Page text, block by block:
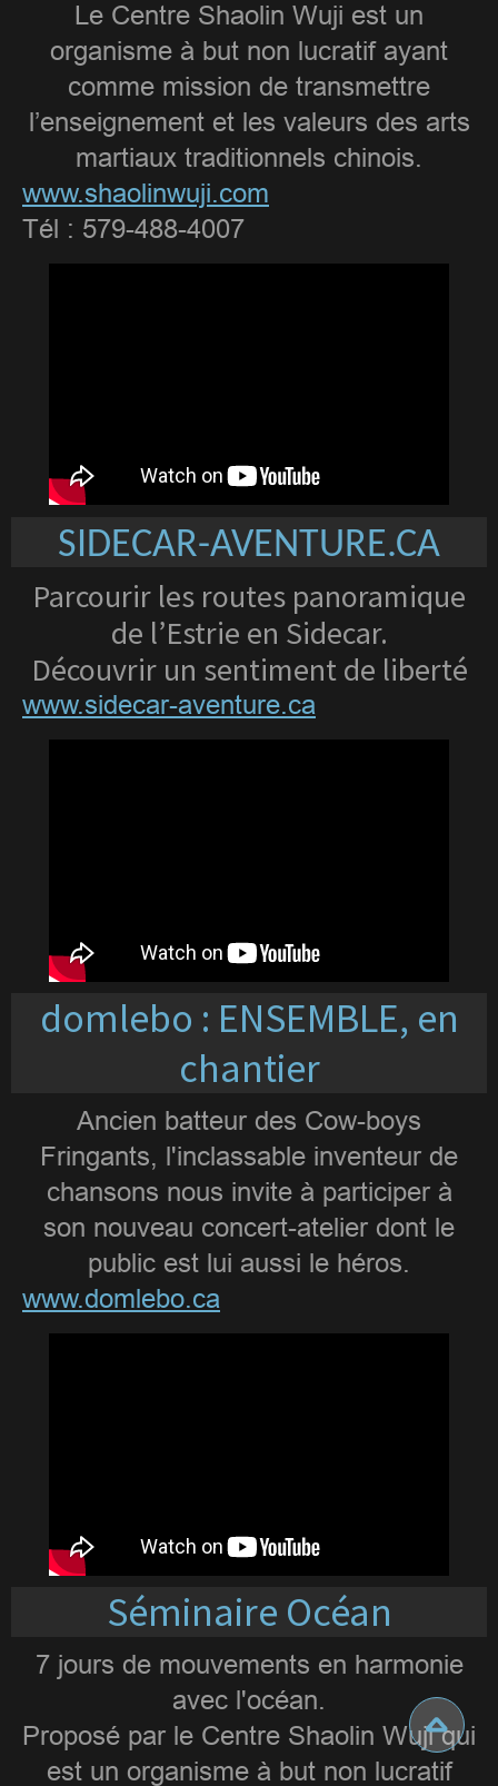
Le Centre Shaolin Wuji est un
organisme à but non lucratif ayant
comme mission de transmettre
l’enseignement et les valeurs des arts
martiaux traditionnels chinois.
www.shaolinwuji.com
Tél : 579-488-4007
SIDECAR-AVENTURE.CA
Parcourir les routes panoramique
de l’Estrie en Sidecar.
Découvrir un sentiment de liberté
www.sidecar-aventure.ca
domlebo : ENSEMBLE, en
chantier
Ancien batteur des Cow-boys
Fringants, l'inclassable inventeur de
chansons nous invite à participer à
son nouveau concert-atelier dont le
public est lui aussi le héros.
www.domlebo.ca
Séminaire Océan
7 jours de mouvements en harmonie
avec l'océan.
Proposé par le Centre Shaolin Wuji qui
est un organisme à but non lucratif